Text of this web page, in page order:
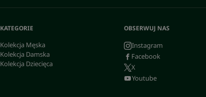
KATEGORIE
Kolekcja Męska
Kolekcja Damska
Kolekcja Dziecięca
OBSERWUJ NAS
Instagram
Facebook
X
Youtube